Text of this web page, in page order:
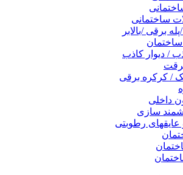
ساختمانی
برقی /بالابر
/ دیوار کاذب
/ کرکره برقی
داخلی
سازی
عایقهای رطوبتی